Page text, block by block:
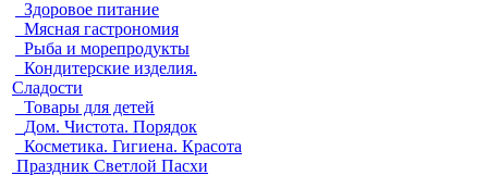
Здоровое питание
Мясная гастрономия
Рыба и морепродукты
Кондитерские изделия.
Сладости
Товары для детей
Дом. Чистота. Порядок
Косметика. Гигиена. Красота
Праздник Светлой Пасхи